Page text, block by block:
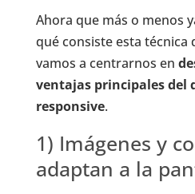
Ahora que más o menos
qué consiste esta técnica
vamos a centrarnos en
ventajas principales del
responsive.
1) Imágenes y
adaptan a la